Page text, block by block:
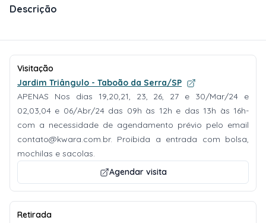
Descrição
Visitação
Jardim Triângulo - Taboão da Serra/SP
APENAS Nos dias 19,20,21, 23, 26, 27 e 30/Mar/24 e
02,03,04 e 06/Abr/24 das 09h às 12h e das 13h às 16h-
com a necessidade de agendamento prévio pelo email
contato@kwara.com.br. Proibida a entrada com bolsa,
mochilas e sacolas.
Agendar visita
Retirada